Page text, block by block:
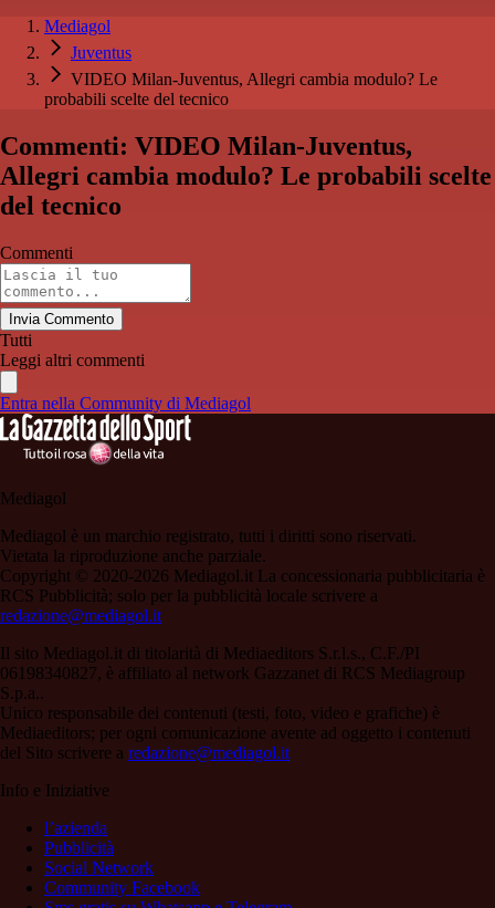
Mediagol
Juventus
VIDEO Milan-Juventus, Allegri cambia modulo? Le
probabili scelte del tecnico
Commenti: VIDEO Milan-Juventus,
Allegri cambia modulo? Le probabili scelte
del tecnico
Commenti
Invia Commento
Tutti
Leggi altri commenti
Entra nella Community di Mediagol
Mediagol
Mediagol è un marchio registrato, tutti i diritti sono riservati.
Vietata la riproduzione anche parziale.
Copyright © 2020-2026 Mediagol.it La concessionaria pubblicitaria è
RCS Pubblicità; solo per la pubblicità locale scrivere a
redazione@mediagol.it
Il sito Mediagol.it di titolarità di Mediaeditors S.r.l.s., C.F./PI
06198340827, è affiliato al network Gazzanet di RCS Mediagroup
S.p.a..
Unico responsabile dei contenuti (testi, foto, video e grafiche) è
Mediaeditors; per ogni comunicazione avente ad oggetto i contenuti
del Sito scrivere a redazione@mediagol.it
Info e Iniziative
l’azienda
Pubblicità
Social Network
Community Facebook